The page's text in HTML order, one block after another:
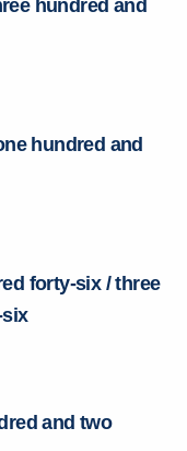
hundred and
hundred and
forty-six / three
and two